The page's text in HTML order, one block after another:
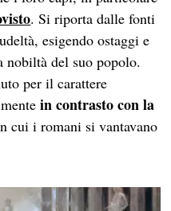
. Si riporta dalle fonti
esigendo ostaggi e
nobiltà del suo popolo.
per il carattere
in contrasto con la
cui i romani si vantavano